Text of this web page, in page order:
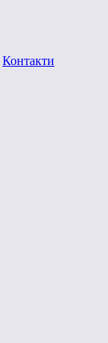
Контакти